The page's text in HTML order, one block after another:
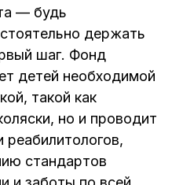
— будь
держать
шаг. Фонд
детей необходимой
такой как
но и проводит
реабилитологов,
стандартов